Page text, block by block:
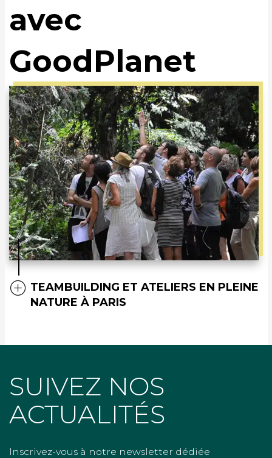
avec
GoodPlanet
TEAMBUILDING ET ATELIERS EN PLEINE
NATURE À PARIS
SUIVEZ NOS
ACTUALITÉS
Inscrivez-vous à notre newsletter dédiée